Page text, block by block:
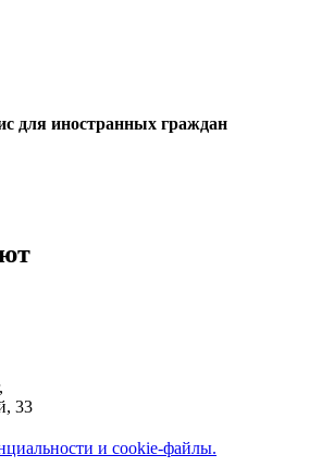
для иностранных граждан
33
и cookie-файлы.